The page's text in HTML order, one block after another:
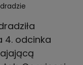
odcinka